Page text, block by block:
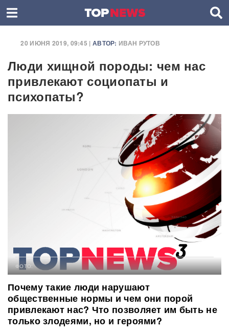
20 ИЮНЯ 2019, 09:45 | АВТОР: ИВАН РУТОВ
Люди хищной породы: чем нас
привлекают социопаты и
психопаты?
ФОТО:
Почему такие люди нарушают
общественные нормы и чем они порой
привлекают нас? Что позволяет им быть не
только злодеями, но и героями?